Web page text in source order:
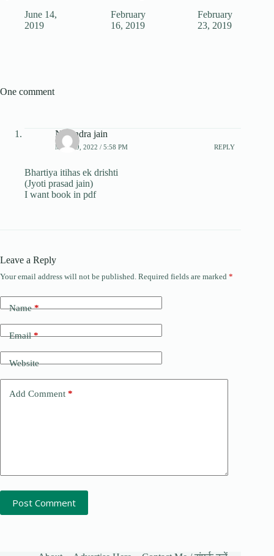
June 14,
2019
February
16, 2019
February
23, 2019
One comment
Narendra jain
MAY 29, 2022 / 5:58 PM REPLY
Bhartiya itihas ek drishti
(Jyoti prasad jain)
I want book in pdf
Leave a Reply
Your email address will not be published. Required fields are marked *
Name*
Email*
Website
Add Comment *
Post Comment